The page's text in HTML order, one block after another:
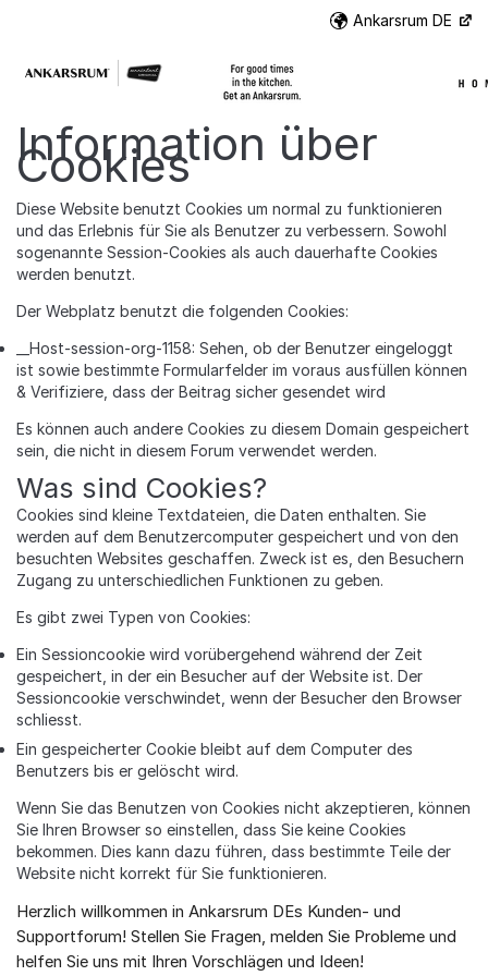
Ankarsrum DE
Information über
Cookies
Diese Website benutzt Cookies um normal zu funktionieren
und das Erlebnis für Sie als Benutzer zu verbessern. Sowohl
sogenannte Session-Cookies als auch dauerhafte Cookies
werden benutzt.
Der Webplatz benutzt die folgenden Cookies:
__Host-session-org-1158: Sehen, ob der Benutzer eingeloggt
ist sowie bestimmte Formularfelder im voraus ausfüllen können
& Verifiziere, dass der Beitrag sicher gesendet wird
Es können auch andere Cookies zu diesem Domain gespeichert
sein, die nicht in diesem Forum verwendet werden.
Was sind Cookies?
Cookies sind kleine Textdateien, die Daten enthalten. Sie
werden auf dem Benutzercomputer gespeichert und von den
besuchten Websites geschaffen. Zweck ist es, den Besuchern
Zugang zu unterschiedlichen Funktionen zu geben.
Es gibt zwei Typen von Cookies:
Ein Sessioncookie wird vorübergehend während der Zeit
gespeichert, in der ein Besucher auf der Website ist. Der
Sessioncookie verschwindet, wenn der Besucher den Browser
schliesst.
Ein gespeicherter Cookie bleibt auf dem Computer des
Benutzers bis er gelöscht wird.
Wenn Sie das Benutzen von Cookies nicht akzeptieren, können
Sie Ihren Browser so einstellen, dass Sie keine Cookies
bekommen. Dies kann dazu führen, dass bestimmte Teile der
Website nicht korrekt für Sie funktionieren.
Über das Forum
Herzlich willkommen in Ankarsrum DEs Kunden- und
Supportforum! Stellen Sie Fragen, melden Sie Probleme und
helfen Sie uns mit Ihren Vorschlägen und Ideen!